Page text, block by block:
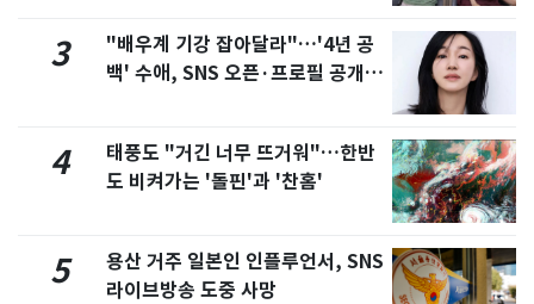
3
"배우계 기강 잡아달라"…'4년 공
백' 수애, SNS 오픈·프로필 공개
4
태풍도 "거긴 너무 뜨거워"…한반
도 비켜가는 '돌핀'과 '찬홈'
5
용산 거주 일본인 인플루언서, SNS
라이브방송 도중 사망